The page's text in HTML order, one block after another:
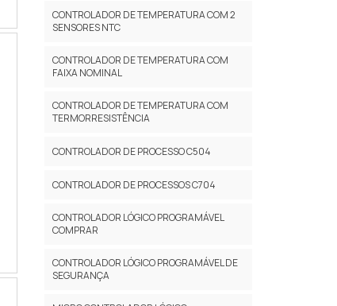
CONTROLADOR DE TEMPERATURA COM 2
SENSORES NTC
CONTROLADOR DE TEMPERATURA COM
FAIXA NOMINAL
CONTROLADOR DE TEMPERATURA COM
TERMORRESISTÊNCIA
CONTROLADOR DE PROCESSO C504
CONTROLADOR DE PROCESSOS C704
CONTROLADOR LÓGICO PROGRAMÁVEL
COMPRAR
CONTROLADOR LÓGICO PROGRAMÁVEL DE
SEGURANÇA